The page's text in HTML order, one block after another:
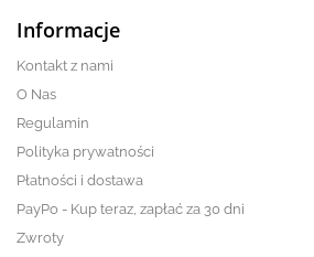
Informacje
Kontakt z nami
O Nas
Regulamin
Polityka prywatności
Płatności i dostawa
PayPo - Kup teraz, zapłać za 30 dni
Zwroty